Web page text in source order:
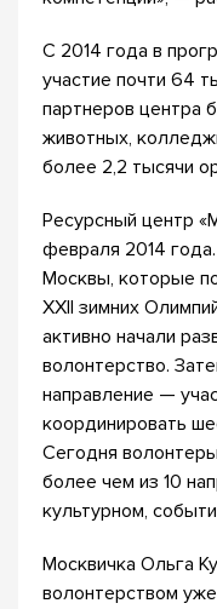
С 2014 года в
участие почти 64
партнеров центра
животных,
более 2,2 тысячи
Ресурсный центр
февраля 2014
Москвы, которые
XXII зимних
активно начали
волонтерство.
направление —
координировать
Сегодня
более чем из 10
культурном,
Москвичка Ольга
волонтерством